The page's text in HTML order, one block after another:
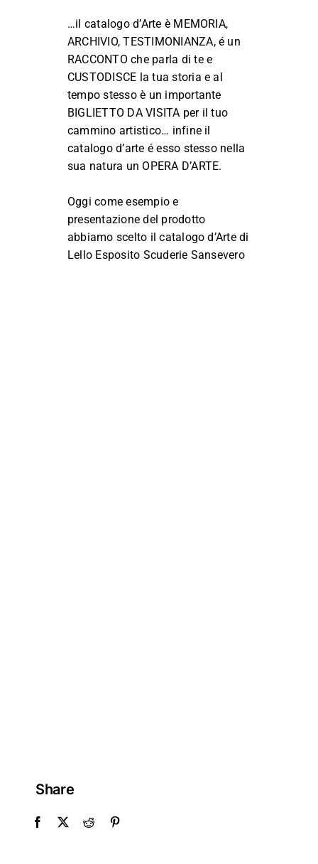
…il catalogo d’Arte è MEMORIA,
ARCHIVIO, TESTIMONIANZA, é un
RACCONTO che parla di te e
CUSTODISCE la tua storia e al
tempo stesso è un importante
BIGLIETTO DA VISITA per il tuo
cammino artistico… infine il
catalogo d’arte é esso stesso nella
sua natura un OPERA D’ARTE.
Oggi come esempio e
presentazione del prodotto
abbiamo scelto il catalogo d’Arte di
Lello Esposito Scuderie Sansevero
Share